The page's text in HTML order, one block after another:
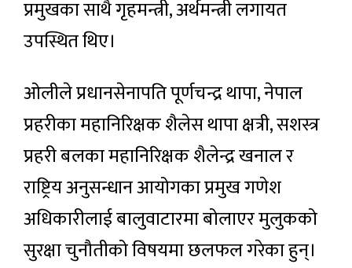
प्रमुखका साथै गृहमन्त्री, अर्थमन्त्री लगायत
उपस्थित थिए।
ओलीले प्रधानसेनापति पूर्णचन्द्र थापा, नेपाल
प्रहरीका महानिरिक्षक शैलेस थापा क्षत्री, सशस्त्र
प्रहरी बलका महानिरिक्षक शैलेन्द्र खनाल र
राष्ट्रिय अनुसन्धान आयोगका प्रमुख गणेश
अधिकारीलाई बालुवाटारमा बोलाएर मुलुकको
सुरक्षा चुनौतीको विषयमा छलफल गरेका हुन्।